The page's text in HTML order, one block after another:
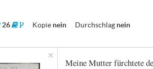
26 Kopie nein Durchschlag nein
×
MeineMutterfürchtete